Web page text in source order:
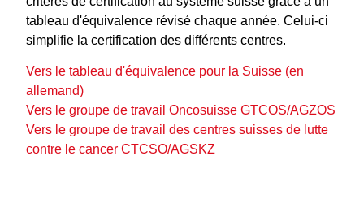
tableau d'équivalence révisé chaque année. Celui-ci
simplifie la certification des différents centres.
Vers le tableau d'équivalence pour la Suisse (en
allemand)
Vers le groupe de travail Oncosuisse GTCOS/AGZOS
Vers le groupe de travail des centres suisses de lutte
contre le cancer CTCSO/AGSKZ